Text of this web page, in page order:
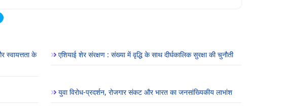
स्वायत्तता के
एशियाई शेर संरक्षण : संख्या में वृद्धि के साथ दीर्घकालिक सुरक्षा की चुनौती
युवा विरोध-प्रदर्शन, रोजगार संकट और भारत का जनसांख्यिकीय लाभांश